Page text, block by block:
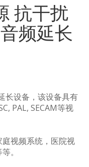
抗干扰
频延长
长设备，该设备具有
PAL, SECAM等视
视频系统，医院视
。